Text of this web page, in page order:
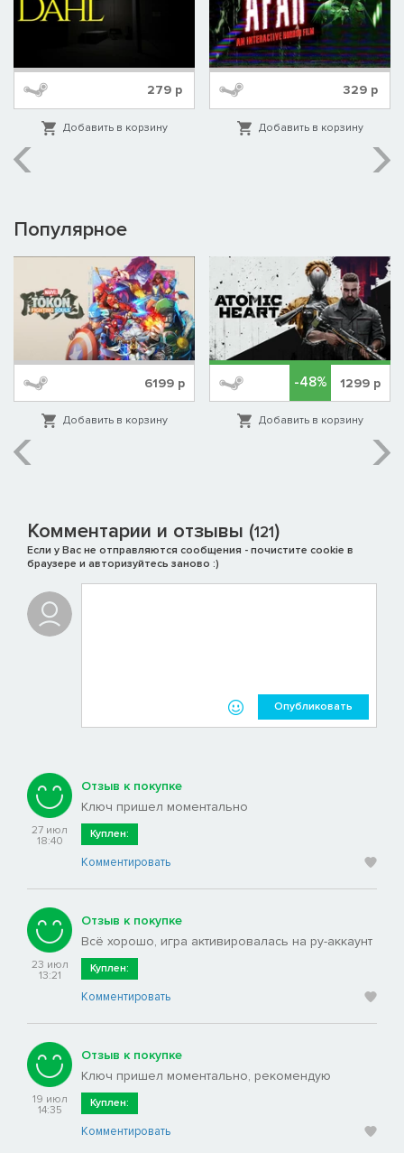
279 р
Добавить в корзину
329 р
Добавить в корзину
Популярное
6199 р
Добавить в корзину
-48% 1299 р
Добавить в корзину
Комментарии и отзывы (121)
Если у Вас не отправляются сообщения - почистите cookie в
браузере и авторизуйтесь заново :)
Опубликовать
27 июл
18:40
Отзыв к покупке
Ключ пришел моментально
Куплен:
Комментировать
23 июл
13:21
Отзыв к покупке
Всё хорошо, игра активировалась на ру-аккаунт
Куплен:
Комментировать
19 июл
14:35
Отзыв к покупке
Ключ пришел моментально, рекомендую
Куплен:
Комментировать